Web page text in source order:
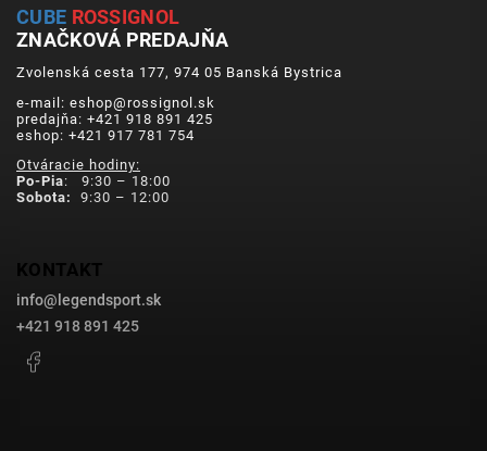
CUBE ROSSIGNOL
ZNAČKOVÁ PREDAJŇA
Zvolenská cesta 177, 974 05 Banská Bystrica
e-mail: eshop@rossignol.sk
predajňa: +421 918 891 425
eshop: +421 917 781 754
Otváracie hodiny:
Po-Pia: 9:30 – 18:00
Sobota:
9:30 – 12:00
KONTAKT
info@ legendsport.sk
+421 918 891 425